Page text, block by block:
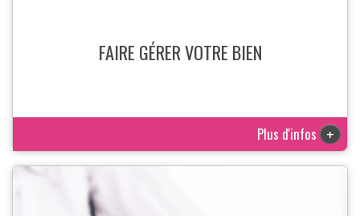
FAIRE GÉRER VOTRE BIEN
Plus d'infos +